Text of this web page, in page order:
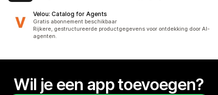
Velou: Catalog for Agents
Gratis abonnement beschikbaar
Rijkere, gestructureerde productgegevens voor ontdekking door AI-
agenten.
Wil je een app toevoegen?